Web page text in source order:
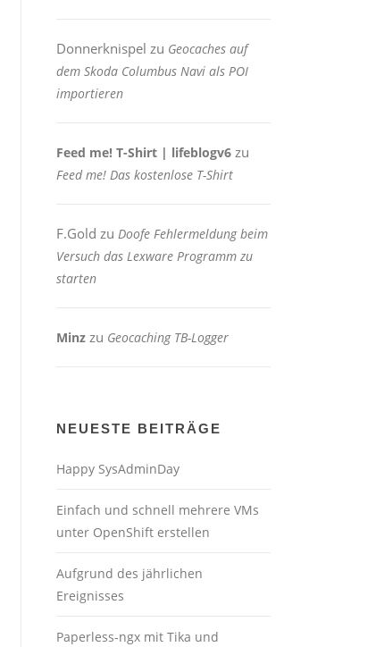
Donnerknispel zu Geocaches auf
dem Skoda Columbus Navi als POI
importieren
Feed me! T-Shirt | lifeblogv6 zu
Feed me! Das kostenlose T-Shirt
F.Gold zu Doofe Fehlermeldung beim
Versuch das Lexware Programm zu
starten
Minz zu Geocaching TB-Logger
NEUESTE BEITRÄGE
Happy SysAdminDay
Einfach und schnell mehrere VMs
unter OpenShift erstellen
Aufgrund des jährlichen
Ereignisses
Paperless-ngx mit Tika und